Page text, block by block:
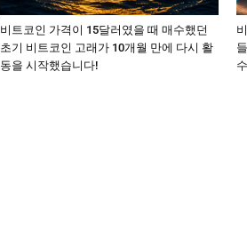
비트코인 가격이 15달러였을 때 매수했던
초기 비트코인 고래가 10개월 만에 다시 활
동을 시작했습니다!